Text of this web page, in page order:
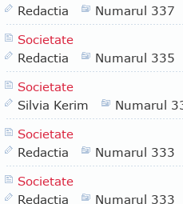
Redactia
Numarul 337
Societate
Redactia
Numarul 335
Societate
Silvia Kerim
Numarul
Societate
Redactia
Numarul 333
Societate
Redactia
Numarul 333